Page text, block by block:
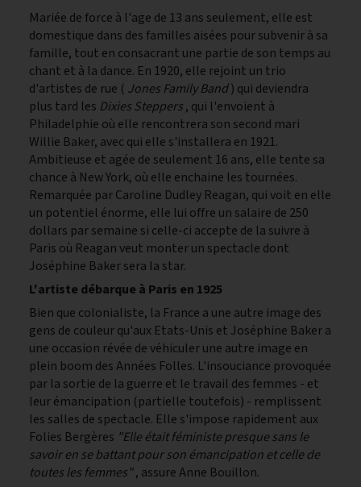
Mariée de force à l'age de 13 ans seulement, elle est
domestique dans des familles aisées pour subvenir à sa
famille, tout en consacrant une partie de son temps au
chant et à la dance. En 1920, elle rejoint un trio
d'artistes de rue ( Jones Family Band) qui deviendra
plus tard les Dixies Steppers, qui l'envoient à
Philadelphie où elle rencontrera son second mari
Willie Baker, avec qui elle s'installera en 1921.
Ambitieuse et agée de seulement 16 ans, elle tente sa
chance à New York, où elle enchaine les tournées.
Remarquée par Caroline Dudley Reagan, qui voit en elle
un potentiel énorme, elle lui offre un salaire de 250
dollars par semaine si celle-ci accepte de la suivre à
Paris où Reagan veut monter un spectacle dont
Joséphine Baker sera la star.
L'artiste débarque à Paris en 1925
Bien que colonialiste, la France a une autre image des
gens de couleur qu'aux Etats-Unis et Joséphine Baker a
une occasion révée de véhiculer une autre image en
plein boom des Années Folles. L'insouciance provoquée
par la sortie de la guerre et le travail des femmes - et
leur émancipation (partielle toutefois) - remplissent
les salles de spectacle. Elle s'impose rapidement aux
Folies Bergères "Elle était féministe presque sans le
savoir en se battant pour son émancipation et celle de
toutes les femmes", assure Anne Bouillon.